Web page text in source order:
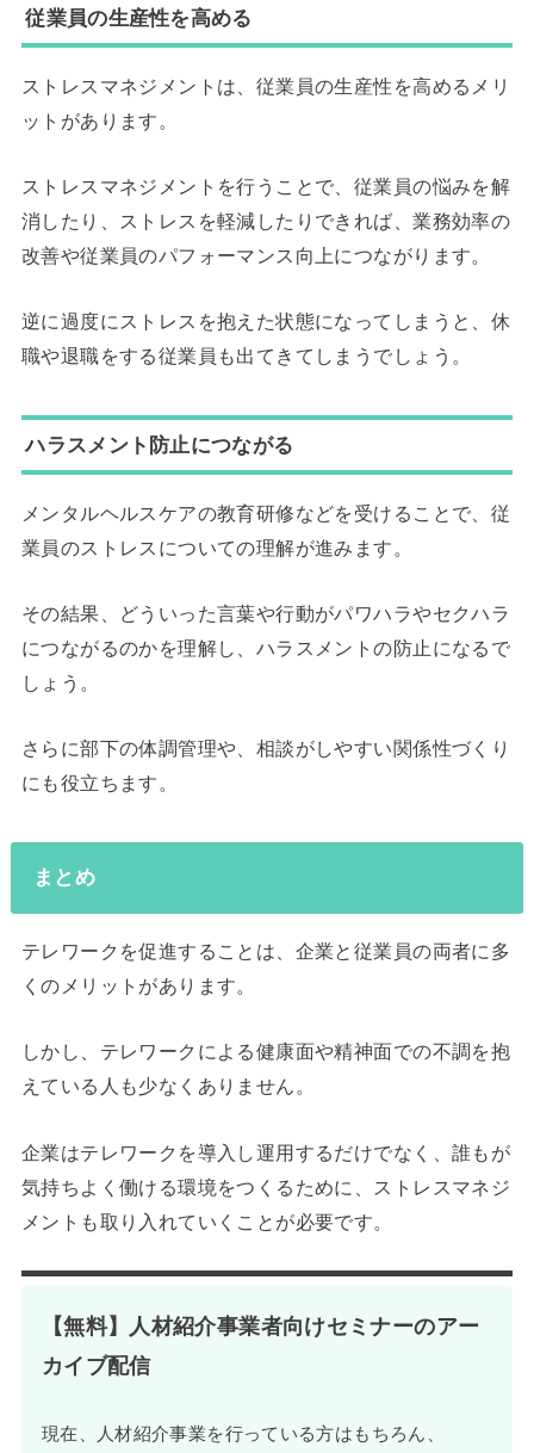
従業員の生産性を高める
ストレスマネジメントは、従業員の生産性を高めるメリ
ットがあります。
ストレスマネジメントを行うことで、従業員の悩みを解
消したり、ストレスを軽減したりできれば、業務効率の
改善や従業員のパフォーマンス向上につながります。
逆に過度にストレスを抱えた状態になってしまうと、休
職や退職をする従業員も出てきてしまうでしょう。
ハラスメント防止につながる
メンタルヘルスケアの教育研修などを受けることで、従
業員のストレスについての理解が進みます。
その結果、どういった言葉や行動がパワハラやセクハラ
につながるのかを理解し、ハラスメントの防止になるで
しょう。
さらに部下の体調管理や、相談がしやすい関係性づくり
にも役立ちます。
まとめ
テレワークを促進することは、企業と従業員の両者に多
くのメリットがあります。
しかし、テレワークによる健康面や精神面での不調を抱
えている人も少なくありません。
企業はテレワークを導入し運用するだけでなく、誰もが
気持ちよく働ける環境をつくるために、ストレスマネジ
メントも取り入れていくことが必要です。
【無料】人材紹介事業者向けセミナーのアー
カイブ配信
現在、人材紹介事業を行っている方はもちろん、